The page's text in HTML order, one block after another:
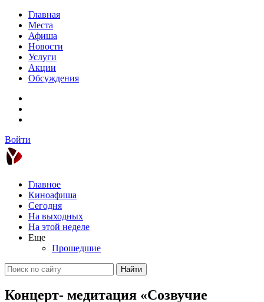
Главная
Места
Афиша
Новости
Услуги
Акции
Обсуждения
Войти
Главное
Киноафиша
Сегодня
На выходных
На этой неделе
Еще
Прошедшие
Найти
Концерт- медитация «Созвучие